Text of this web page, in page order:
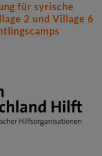
für syrische
2 und Village 6